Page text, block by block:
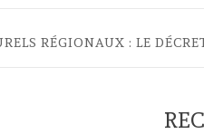
RÉGIONAUX : LE